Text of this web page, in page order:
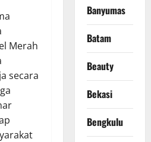
Merah
secara
Banyumas
Batam
Beauty
Bekasi
Bengkulu